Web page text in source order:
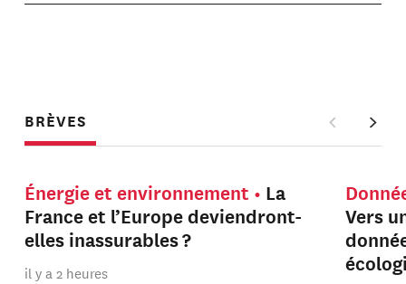
BRÈVES
Énergie et environnement
La
France et l’Europe deviendront-
elles inassurables ?
il y a 2 heures
Vers